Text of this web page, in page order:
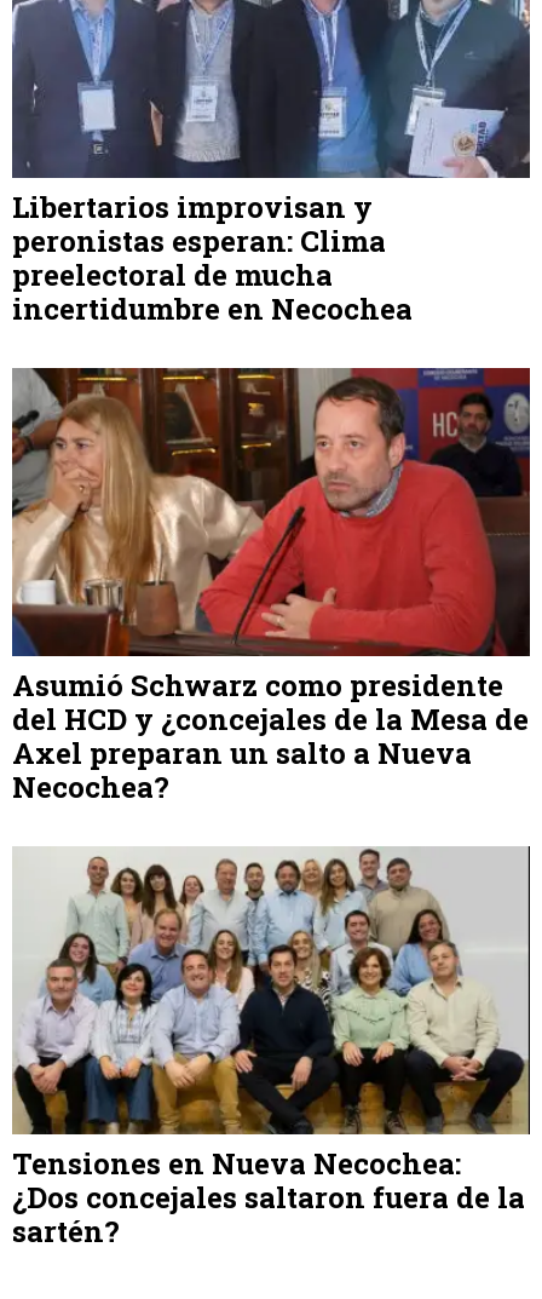
Libertarios improvisan y
peronistas esperan: Clima
preelectoral de mucha
incertidumbre en Necochea
Asumió Schwarz como presidente
del HCD y ¿concejales de la Mesa de
Axel preparan un salto a Nueva
Necochea?
Tensiones en Nueva Necochea:
¿Dos concejales saltaron fuera de la
sartén?